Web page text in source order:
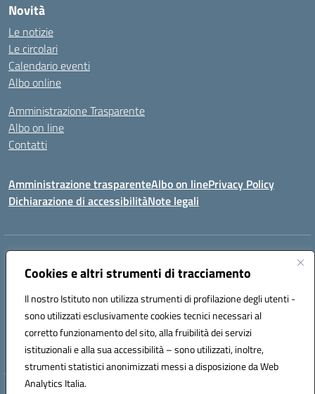
Cookies e altri strumenti di tracciamento
Il nostro Istituto non utilizza strumenti di profilazione degli utenti -
sono utilizzati esclusivamente cookies tecnici necessari al
corretto funzionamento del sito, alla fruibilità dei servizi
istituzionali e alla sua accessibilità – sono utilizzati, inoltre,
strumenti statistici anonimizzati messi a disposizione da Web
Analytics Italia.
Novità
Le notizie
Le circolari
Calendario eventi
Albo online
Amministrazione Trasparente
Albo on line
Contatti
Amministrazione trasparenteAlbo on linePrivacy Policy
Dichiarazione di accessibilitàNote legali
Indirizzo:
Centralino:078170786 Email:caic875002@istruzione.it
Codice fiscale: 90027700922
Codice meccanografico:
CAIC875002
Codice unico di fatturazione (CUF): UFVRG0